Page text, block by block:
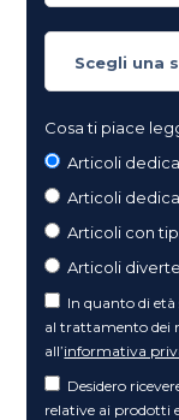
Cosa ti piace
Articoli
Articoli
Articoli con
Articoli
In quanto di età
al trattamento dei
all’informativa
Desidero
relative ai prodotti